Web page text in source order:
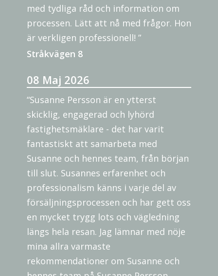
med tydliga råd och information om
processen. Lätt att nå med frågor. Hon
är verkligen professionell! ”
Stråkvägen 8
08 Maj 2026
“Susanne Persson är en ytterst
skicklig, engagerad och lyhörd
fastighetsmäklare - det har varit
fantastiskt att samarbeta med
Susanne och hennes team, från början
till slut. Susannes erfarenhet och
professionalism känns i varje del av
försäljningsprocessen och har gett oss
en mycket trygg lots och vägledning
längs hela resan. Jag lämnar med nöje
mina allra varmaste
rekommendationer om Susanne och